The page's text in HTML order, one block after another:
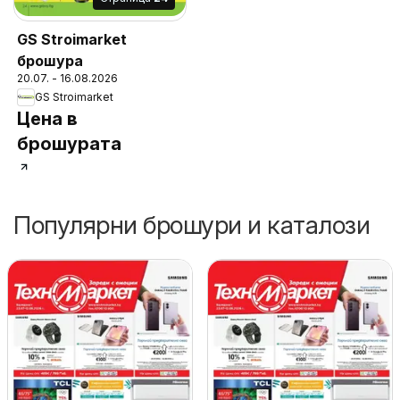
GS Stroimarket
брошура
20.07. - 16.08.2026
GS Stroimarket
Цена в
брошурата
Популярни брошури и каталози